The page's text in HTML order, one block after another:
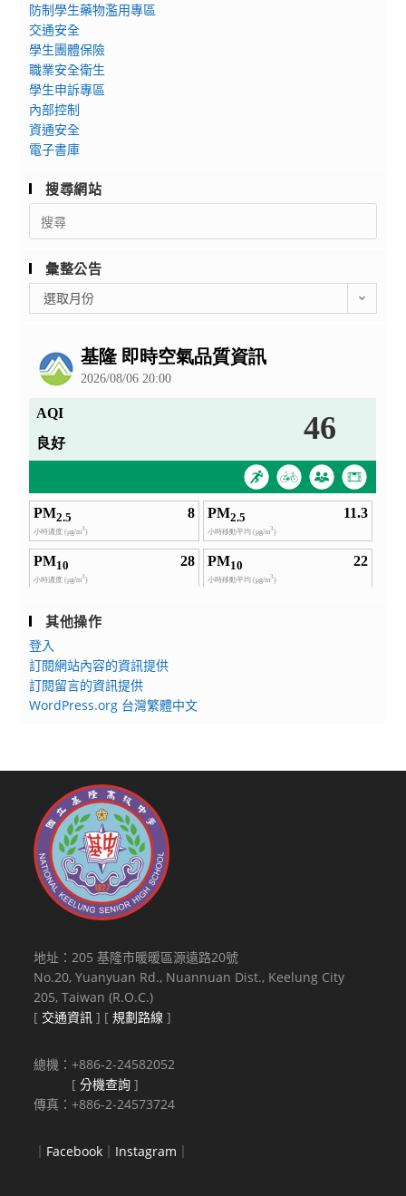
防制學生藥物濫用專區
交通安全
學生團體保險
職業安全衛生
學生申訴專區
內部控制
資通安全
電子書庫
搜尋網站
Search
for:
彙整公告
整
選取月份
其他操作
登入
訂閱網站內容的資訊提供
訂閱留言的資訊提供
WordPress.org 台灣繁體中文
地址：205 基隆市暖暖區源遠路20號
No.20, Yuanyuan Rd., Nuannuan Dist., Keelung City
205, Taiwan (R.O.C.)
[ 交通資訊 ] [規劃路線 ]
總機：+886-2-24582052
[分機查詢 ]
傳真：+886-2-24573724
Facebook Instagram